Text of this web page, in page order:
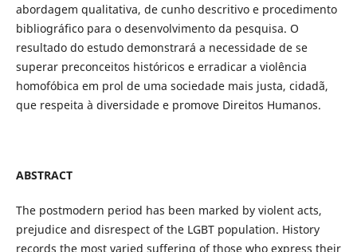
abordagem qualitativa, de cunho descritivo e procedimento
bibliográfico para o desenvolvimento da pesquisa. O
resultado do estudo demonstrará a necessidade de se
superar preconceitos históricos e erradicar a violência
homofóbica em prol de uma sociedade mais justa, cidadã,
que respeita à diversidade e promove Direitos Humanos.
ABSTRACT
The postmodern period has been marked by violent acts,
prejudice and disrespect of the LGBT population. History
records the most varied suffering of those who express their